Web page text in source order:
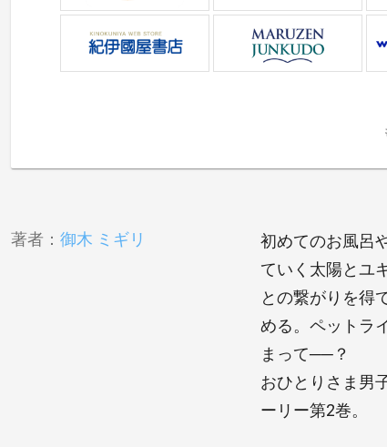
著者： 御木 ミギリ
初めてのお風呂
ていく太陽とユ
との繋がりを得
める。ペットラ
まって──？
おひとりさま男
ーリー第2巻。